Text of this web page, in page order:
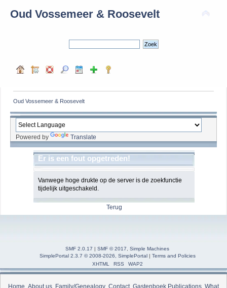
Oud Vossemeer & Roosevelt
Oud Vossemeer & Roosevelt
Powered by Translate
Er is een fout opgetreden!
Vanwege hoge drukte op de server is de zoekfunctie
tijdelijk uitgeschakeld.
Terug
SMF 2.0.17 | SMF © 2017
Simple Machines
SimplePortal 2.3.7 © 2008-2026, SimplePortal| Terms and Policies
XHTML
RSS WAP2
Home About us Family/Genealogy Contact Gastenboek Publications What